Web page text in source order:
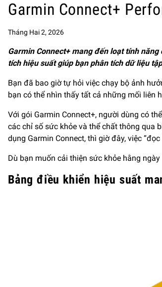
Garmin Connect+
Tháng Hai 2, 2026
Garmin Connect+ mang đến loạt tính
tích hiệu suất giúp bạn phân tích dữ liệu
Bạn đã bao giờ tự hỏi việc chạy bộ ảnh
bạn có thể nhìn thấy tất cả những mối liên
Với gói Garmin Connect+, người dùng có
các chỉ số sức khỏe và thể chất thông qua
dụng Garmin Connect, thì giờ đây, việc
Dù bạn muốn cải thiện sức khỏe hằng
Bảng điều khiển hiệu suất